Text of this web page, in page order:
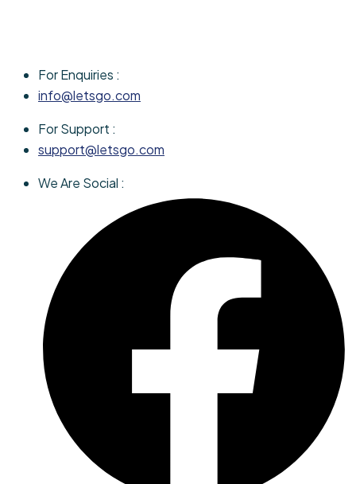
For Enquiries :
info@letsgo.com
For Support :
support@letsgo.com
We Are Social :